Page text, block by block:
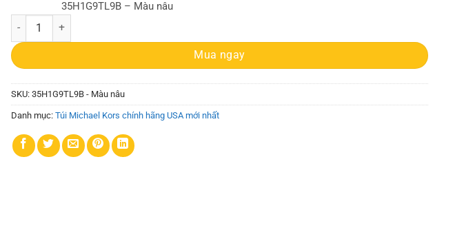
35H1G9TL9B – Màu nâu
Túi Michael Kors Công Sở Trisha Large Brown Logo Shoulder Bag số lượng
Mua ngay
SKU: 35H1G9TL9B - Màu nâu
Danh mục: Túi Michael Kors chính hãng USA mới nhất